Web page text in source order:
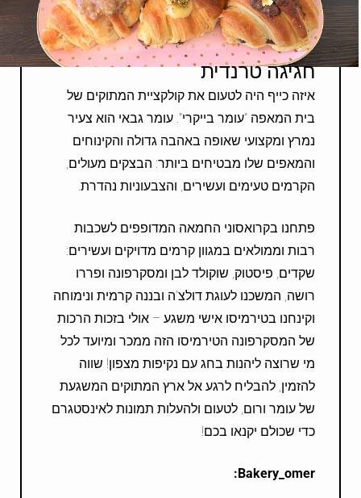
חגיגה טרנדית
איזה כייף היה לטעום את קולקציית המתוקים של
בית המאפה "עומר בייקרי". עומר גבאי הוא צעיר
נמרץ ומקצועי שאופה באהבה גדולה והקינוחים
והמאפים שלו מבטיחים ביותר: הבצקים מעולים,
הקרמים טעימים ועשירים, והצבעוניות נהדרת.
פתחנו בקרואסוני החמאה המדופפים לשכבות
רבות וממולאים במגוון קרמים מדויקים ועשירים:
שקדים, פיסטוק, שוקולד לבן ומסקרפונה ופררו
רושה, המשכנו לעוגת דולצ'ה ובננה קרמית ונימוחה
וקינחנו בטירמיסו אישי משגע – אולי בזכות הרכות
של המסקרפונה הטירמיסו הזה ממכר ומיועד לכל
מי שרוצה ליהנות בחג עם נקיפות מצפון! שווה
להזמין, להבליח לרגע אל ארץ המתוקים המשגעת
של עומר ורום, לטעום ולהעלות תמונות לאינסטגרם
כדי שכולם יקנאו בכם!
Bakery_omer
: